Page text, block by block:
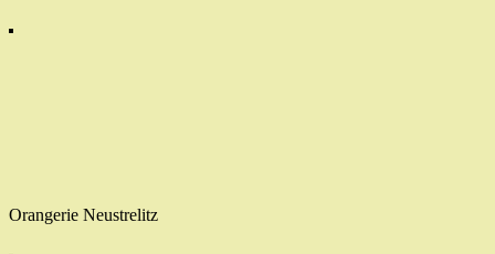
Orangerie Neustrelitz